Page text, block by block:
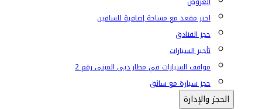
اختر مقعد مع مساحة إضافية للساقين
حجز الفنادق
تأجير السيارات
مواقف السيارات في مطار دبي المبنى رقم 2
حجز سيارة مع سائق
الحجز والإدارة